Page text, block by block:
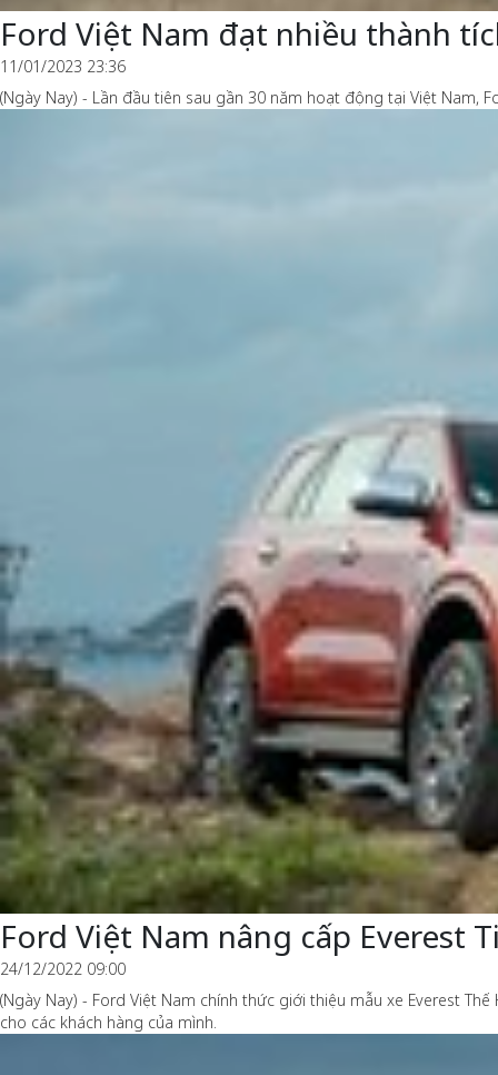
Ford Việt Nam đạt nhiều thành
11/01/2023 23:36
(Ngày Nay) - Lần đầu tiên sau gần 30 năm hoạt động tại Việt Nam,
Ford Việt Nam nâng cấp
24/12/2022 09:00
(Ngày Nay) - Ford Việt Nam chính thức giới thiệu mẫu xe Everest
cho các khách hàng của mình.